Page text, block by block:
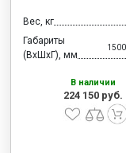
МЕБЕЛЬ
МЕБЕЛЬ
Вес, кг
Габариты
(ВхШхГ), мм
В наличии
224 150 руб.